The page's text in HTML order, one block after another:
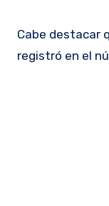
Cabe destacar
registró en el